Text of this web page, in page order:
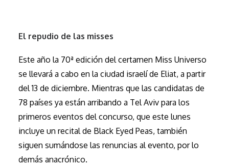
El repudio de las misses
Este año la 70ª edición del certamen Miss Universo
se llevará a cabo en la ciudad israelí de Eliat, a partir
del 13 de diciembre. Mientras que las candidatas de
78 países ya están arribando a Tel Aviv para los
primeros eventos del concurso, que este lunes
incluye un recital de Black Eyed Peas, también
siguen sumándose las renuncias al evento, por lo
demás anacrónico.